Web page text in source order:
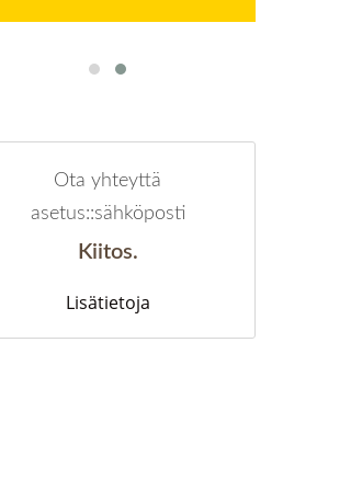
Ota yhteyttä
asetus::sähköposti
Kiitos.
Lisätietoja